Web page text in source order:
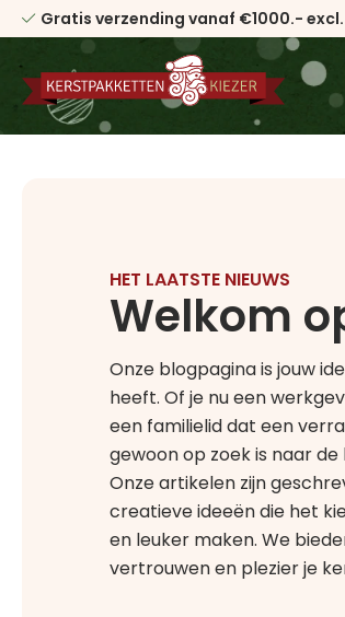
Gratis verzending vanaf €1000.- excl.
HET LAATSTE NIEUWS
Welkom
Onze blogpagina is jouw
heeft. Of je nu een
een familielid dat een
gewoon op zoek is naar
Onze artikelen zijn
creatieve ideeën die het
en leuker maken. We
vertrouwen en plezier je